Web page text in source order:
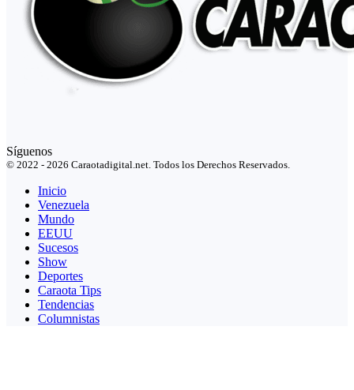
Síguenos
© 2022 - 2026 Caraotadigital.net. Todos los Derechos Reservados.
Inicio
Venezuela
Mundo
EEUU
Sucesos
Show
Deportes
Caraota Tips
Tendencias
Columnistas